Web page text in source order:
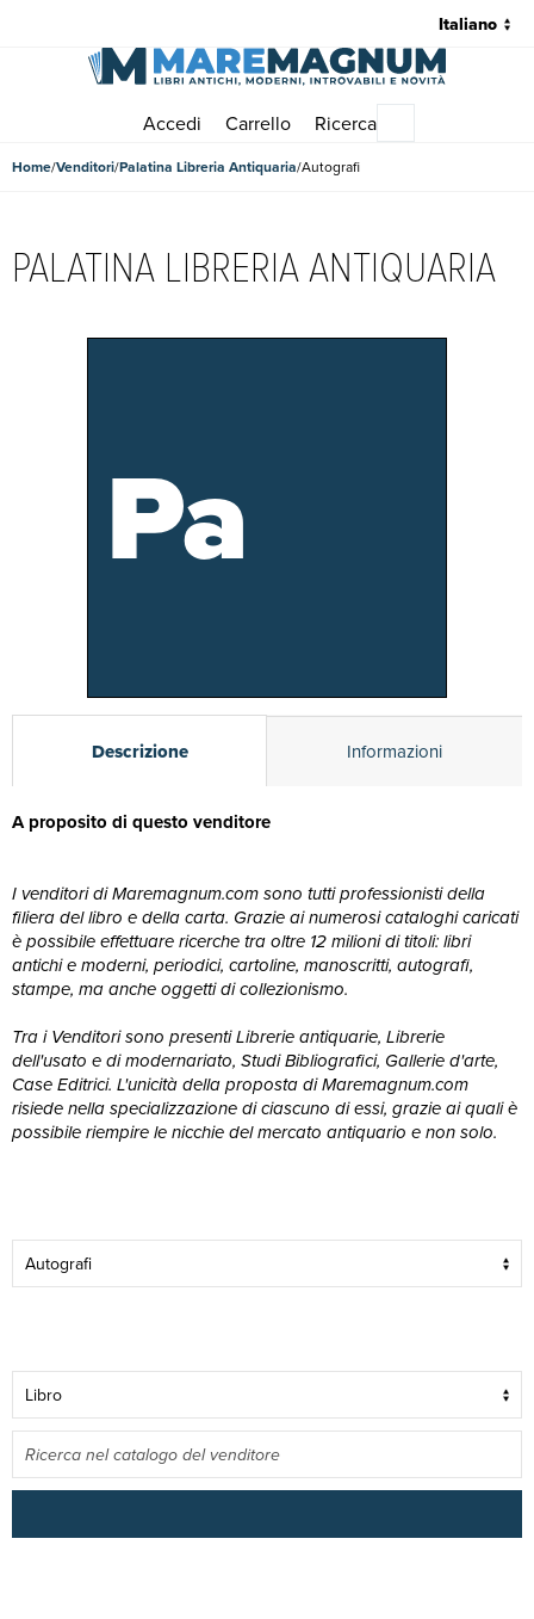
Accedi Carrello Ricerca
Home Venditori Palatina Libreria Antiquaria Autografi
PALATINA LIBRERIA ANTIQUARIA
Pa
Descrizione Informazioni
A proposito di questo venditore
I venditori di Maremagnum.com sono tutti professionisti della
filiera del libro e della carta. Grazie ai numerosi cataloghi caricati
è possibile effettuare ricerche tra oltre 12 milioni di titoli: libri
antichi e moderni, periodici, cartoline, manoscritti, autografi,
stampe, ma anche oggetti di collezionismo.
Tra i Venditori sono presenti Librerie antiquarie, Librerie
dell'usato e di modernariato, Studi Bibliografici, Gallerie d'arte,
Case Editrici. L'unicità della proposta di Maremagnum.com
risiede nella specializzazione di ciascuno di essi, grazie ai quali è
possibile riempire le nicchie del mercato antiquario e non solo.